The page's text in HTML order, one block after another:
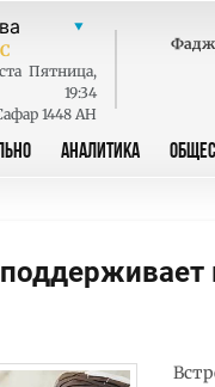
Пятница,
19:34
1448 AH
АНАЛИТИКА